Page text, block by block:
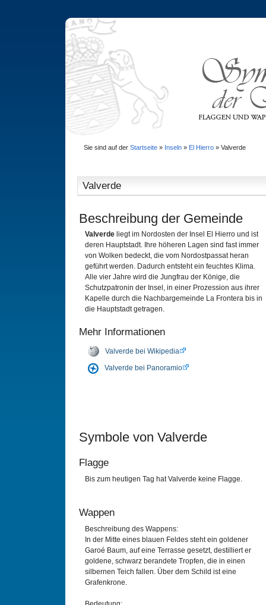
Sie sind auf der Startseite» Inseln» El Hierro» Valverde
Valverde
Beschreibung der Gemeinde
Valverde liegt im Nordosten der Insel El Hierro und ist
deren Hauptstadt. Ihre höheren Lagen sind fast immer
von Wolken bedeckt, die vom Nordostpassat heran
geführt werden. Dadurch entsteht ein feuchtes Klima.
Alle vier Jahre wird die Jungfrau der Könige, die
Schutzpatronin der Insel, in einer Prozession aus ihrer
Kapelle durch die Nachbargemeinde La Frontera bis in
die Hauptstadt getragen.
Mehr Informationen
Valverde bei Wikipedia
Valverde bei Panoramio
Symbole von Valverde
Flagge
Bis zum heutigen Tag hat Valverde keine Flagge.
Wappen
Beschreibung des Wappens:
In der Mitte eines blauen Feldes steht ein goldener
Garoé Baum, auf eine Terrasse gesetzt, destilliert er
goldene, schwarz berandete Tropfen, die in einen
silbernen Teich fallen. Über dem Schild ist eine
Grafenkrone.